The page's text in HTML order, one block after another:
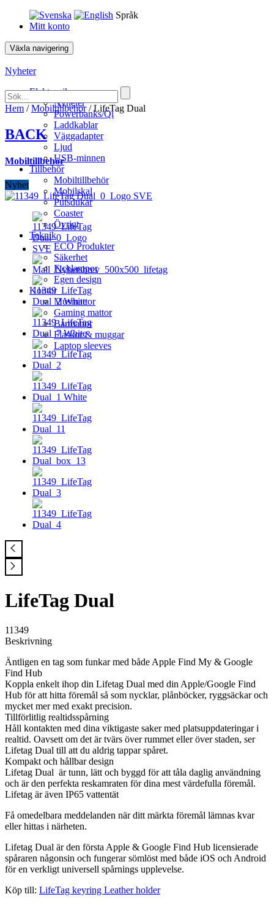
Språk
Mitt konto
Växla navigering
Nyheter
Elektronik
Nyheter
Powerbanks/Qi
Laddkablar
Väggadapter
Ljud
USB-minnen
Tillbehör
Mobiltillbehör
Mobilskal
Putsdukar
Coaster
Övrigt
Teknik
ECO Produkter
Säkerhet
Ficklampor
Egen design
Kontor
Musmattor
Gaming mattor
Barmattor
Flaskor & muggar
Laptop sleeves
Hem /Mobiltillbehör/ LifeTag Dual
BACK
Mobiltillbehör
Nyhet
LifeTag Dual
11349
Beskrivning
Äntligen en tag som funkar med både Apple Find My & Google
Find Hub
Koppla enkelt ihop din Lifetag Dual med din Apple/Google Find
Hub för att hitta föremål så som nycklar, plånböcker, ryggsäckar och
mycket mer med exakt precision.
Tillförlitlig realtidsspårning
Håll kontakten med dina viktigaste saker med platsuppdateringar i
realtid. Oavsett om det är tvärs över rummet eller över staden, ser
Lifetag Dual till att du aldrig tappar spåret.
Kompakt och hållbar design
Lifetag Dual är tunn, lätt och byggd för att tåla daglig användning
och är den perfekta reskamraten för dina mest värdefulla föremål.
Lifetag är även IP65 vattentät
Få omedelbara meddelanden när ditt märkta föremål lämnas kvar
eller hittas i närheten.
Lifetag Dual är den första Apple & Google Find Hub licensierade
spåraren någonsin och fungerar sömlöst med både iOS och Android
för en verkligt universell spårnings upplevelse.
Köp till: LifeTag keyring Leather holder